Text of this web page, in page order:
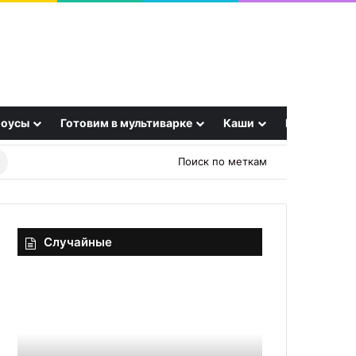
Готовим в мультиварке Каши Еще
Поиск по меткам
Случайные